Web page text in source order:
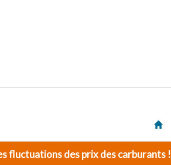
fluctuations des prix des carburants !